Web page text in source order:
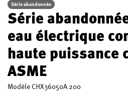
Série abandonnée
Série
eau électrique
haute puissance
ASME
ModèleCHX36050A 200